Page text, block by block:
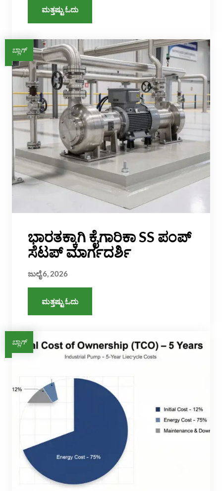
ಮತ್ತಷ್ಟು ಓದು
ಬ್ಲಾಗ್
ಭಾರತಕ್ಕಾಗಿ ಕೈಗಾರಿಕಾ SS ಪಂಪ್
ಸೆಟಪ್ ಮಾರ್ಗದರ್ಶಿ
ಜುಲೈ 6, 2026
ಮತ್ತಷ್ಟು ಓದು
ಬ್ಲಾಗ್